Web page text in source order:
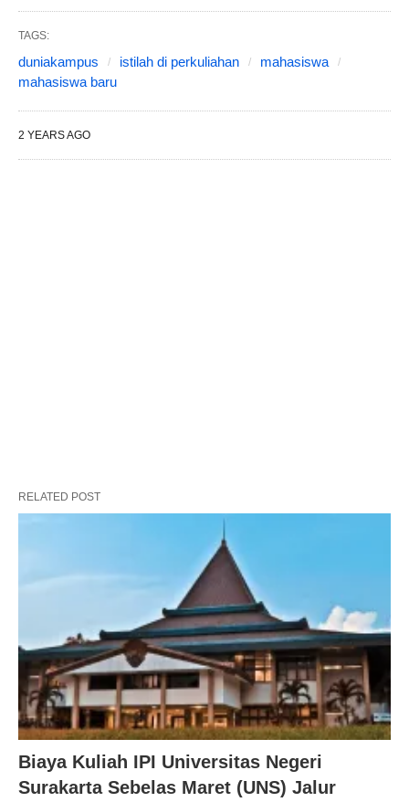
TAGS:
duniakampus istilah di perkuliahan
mahasiswa
mahasiswa baru
2 YEARS AGO
RELATED POST
Biaya Kuliah IPI Universitas Negeri
Surakarta Sebelas Maret (UNS) Jalur